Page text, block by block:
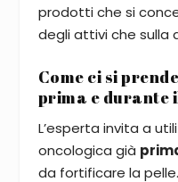
prodotti che si
degli attivi che sulla
Come ci si
prima e durante
L’esperta invita a
oncologica già
da fortificare la